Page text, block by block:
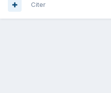
Citer